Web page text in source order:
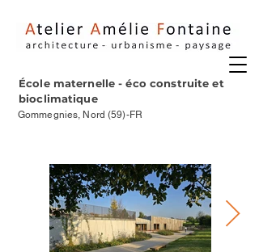
École maternelle - éco construite et
bioclimatique
Gommegnies, Nord (59)-FR